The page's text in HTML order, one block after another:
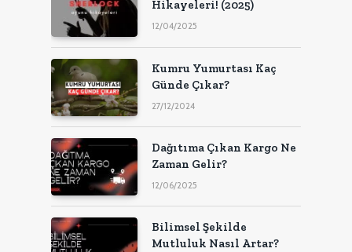
Hikayeleri! (2025)
12/04/2025
Kumru Yumurtası Kaç
Günde Çıkar?
27/12/2024
Dağıtıma Çıkan Kargo Ne
Zaman Gelir?
12/06/2025
Bilimsel Şekilde
Mutluluk Nasıl Artar?